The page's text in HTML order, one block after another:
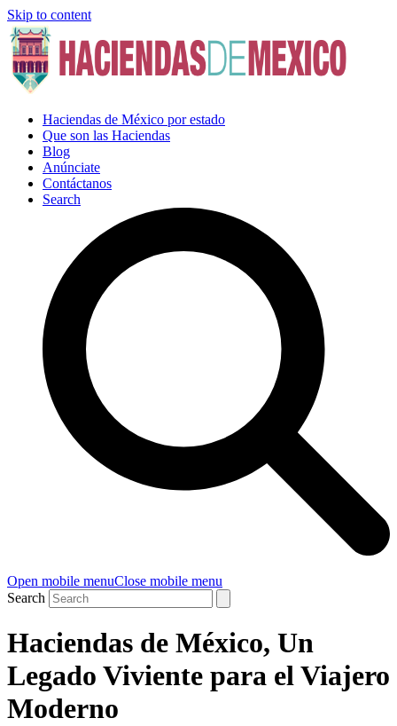
Skip to content
Haciendas de México por estado
Que son las Haciendas
Blog
Anúnciate
Contáctanos
Search
Open mobile menuClose mobile menu
Search
Haciendas de México, Un
Legado Viviente para el Viajero
Moderno